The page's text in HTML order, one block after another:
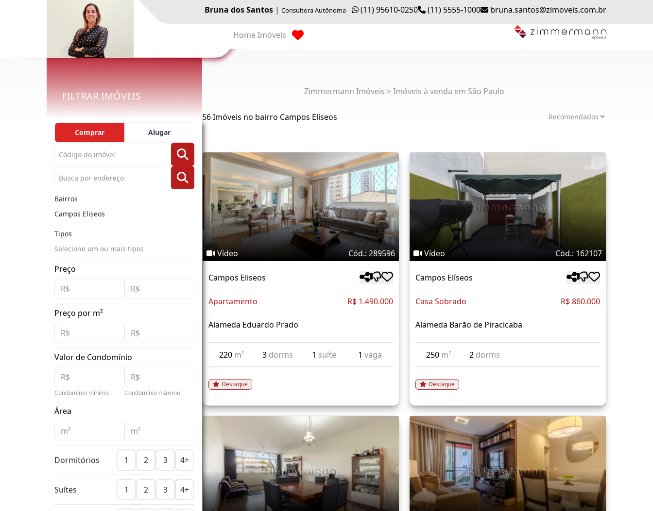
Bruna dos Santos | Consultora Autônoma (11) 95610-0250 (11) 5555-1000 bruna.santos@zimoveis.com.br
Home Imóveis
FILTRAR IMÓVEIS
Comprar Alugar
Bairros
Campos Eliseos
Tipos
Selecione um ou mais tipos
Preço
Preço por m²
Valor de Condomínio
Condomínio mínimo Condomínio máximo
Área
Dormitórios 1 2 3 4+
Suítes 1 2 3 4+
Zimmermann Imóveis > Imóveis à venda em São Paulo
56 Imóveis no bairro Campos Eliseos
Vídeo Cód.: 289596
Campos Eliseos
Apartamento R$ 1.490.000
Alameda Eduardo Prado
220 m² 3 dorms 1 suíte 1 vaga
Destaque
Vídeo Cód.: 162107
Campos Elíseos
Casa Sobrado R$ 860.000
Alameda Barão de Piracicaba
250 m² 2 dorms
Destaque